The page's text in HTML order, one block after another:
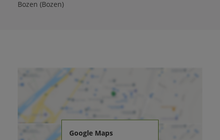
Bozen (Bozen)
Google Maps